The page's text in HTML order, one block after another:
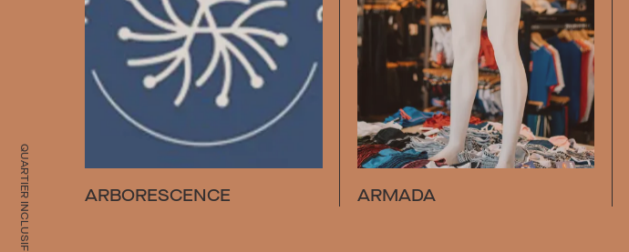
QUARTIER INCLUSIF ARBORESCENCE ARMADA